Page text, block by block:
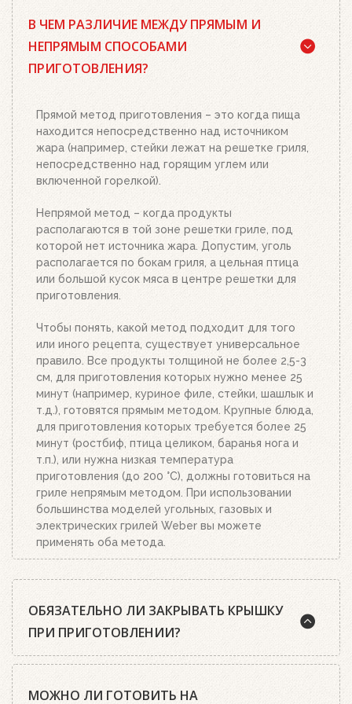
качественный древесный уголь или угольные
брикеты Weber, кубики для розжига, а также наш
необходимым количеством угля или брикетов,
решетку для угля и подожгите их. Сверху
поставьте заполненный углем или брикетами
стартер. Больше ничего делать не нужно.
Топливо разгорится полностью за 20-30 минут, в
зависимости от количества угля или брикетов.
Когда верхний уголь станет красным, а слой
брикетов покроется белым пеплом, высыпьте
уголь из стартера на решетку для угля. Жар
будет просто отличным!
В ЧЕМ РАЗЛИЧИЕ МЕЖДУ ПРЯМЫМ И
НЕПРЯМЫМ СПОСОБАМИ
ПРИГОТОВЛЕНИЯ?
Прямой метод приготовления – это когда пища
находится непосредственно над источником
жара (например, стейки лежат на решетке гриля,
непосредственно над горящим углем или
включенной горелкой).
Непрямой метод – когда продукты
располагаются в той зоне решетки гриле, под
которой нет источника жара. Допустим, уголь
располагается по бокам гриля, а цельная птица
или большой кусок мяса в центре решетки для
приготовления.
Чтобы понять, какой метод подходит для того
или иного рецепта, существует универсальное
правило. Все продукты толщиной не более 2,5-3
см, для приготовления которых нужно менее 25
минут (например, куриное филе, стейки, шашлык и
т.д.), готовятся прямым методом. Крупные блюда,
для приготовления которых требуется более 25
минут (ростбиф, птица целиком, баранья нога и
т.п.), или нужна низкая температура
приготовления (до 200 °C), должны готовиться на
гриле непрямым методом. При использовании
большинства моделей угольных, газовых и
электрических грилей Weber вы можете
применять оба метода.
ОБЯЗАТЕЛЬНО ЛИ ЗАКРЫВАТЬ КРЫШКУ
ПРИ ПРИГОТОВЛЕНИИ?
готовить на гриле с закрытой крышкой. А среди
МОЖНО ЛИ ГОТОВИТЬ НА